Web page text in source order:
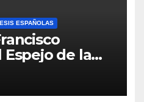
ESPAÑOLAS
Espejo de la